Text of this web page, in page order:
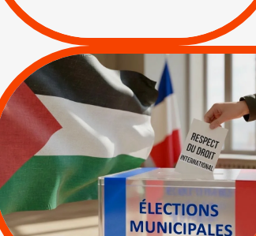
MUNICIPALES 2026 :
JE VOTE POUR LE
RESPECT DU DROIT
INTERNATIONAL EN
PALESTINE
APPELS | Actus |
Espaces Sans
Apartheid
| Lettres d'interpellation